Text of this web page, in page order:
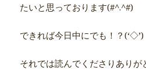
たいと思っております(#^.^#)
できれば今日中にでも！？(‘◇’)
それでは読んでくださりあり